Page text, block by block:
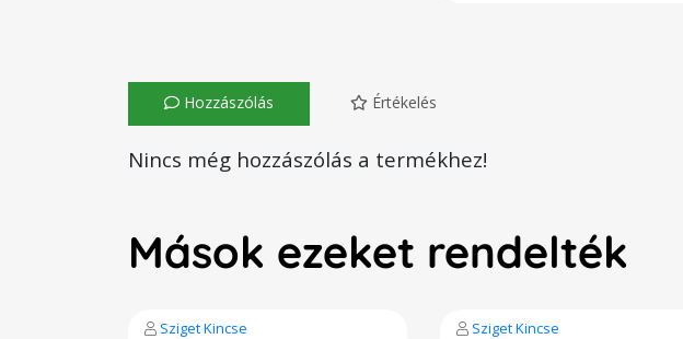
Hozzászólás Értékelés
Nincs még hozzászólás a termékhez!
Mások ezeket rendelték
Sziget Kincse Sziget Kincse